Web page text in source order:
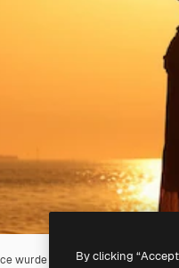
wurde mit KIerstellt. Du
By clicking